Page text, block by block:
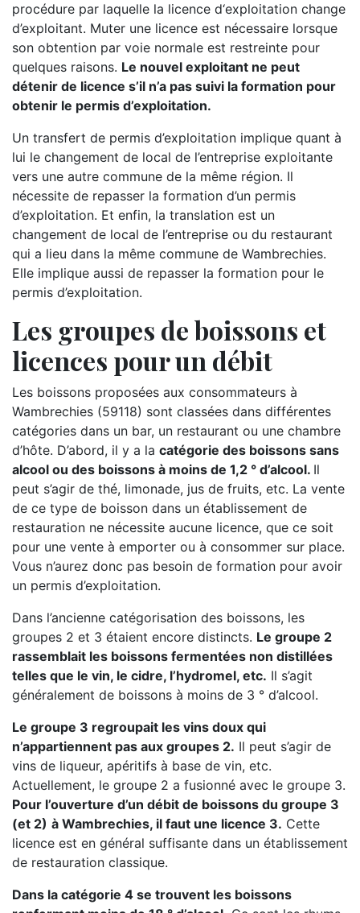
procédure par laquelle la licence d‘exploitation change
d’exploitant. Muter une licence est nécessaire lorsque
son obtention par voie normale est restreinte pour
quelques raisons. Le nouvel exploitant ne peut
détenir de licence s’il n’a pas suivi la formation pour
obtenir le permis d’exploitation.
Un transfert de permis d’exploitation implique quant à
lui le changement de local de l’entreprise exploitante
vers une autre commune de la même région. Il
nécessite de repasser la formation d’un permis
d’exploitation. Et enfin, la translation est un
changement de local de l’entreprise ou du restaurant
qui a lieu dans la même commune de Wambrechies.
Elle implique aussi de repasser la formation pour le
permis d’exploitation.
Les groupes de boissons et
licences pour un débit
Les boissons proposées aux consommateurs à
Wambrechies (59118) sont classées dans différentes
catégories dans un bar, un restaurant ou une chambre
d’hôte. D’abord, il y a la catégorie des boissons sans
alcool ou des boissons à moins de 1,2 ° d’alcool. Il
peut s’agir de thé, limonade, jus de fruits, etc. La vente
de ce type de boisson dans un établissement de
restauration ne nécessite aucune licence, que ce soit
pour une vente à emporter ou à consommer sur place.
Vous n’aurez donc pas besoin de formation pour avoir
un permis d’exploitation.
Dans l’ancienne catégorisation des boissons, les
groupes 2 et 3 étaient encore distincts. Le groupe 2
rassemblait les boissons fermentées non distillées
telles que le vin, le cidre, l’hydromel, etc. Il s’agit
généralement de boissons à moins de 3 ° d’alcool.
Le groupe 3 regroupait les vins doux qui
n’appartiennent pas aux groupes 2. Il peut s’agir de
vins de liqueur, apéritifs à base de vin, etc.
Actuellement, le groupe 2 a fusionné avec le groupe 3.
Pour l’ouverture d’un débit de boissons du groupe 3
(et 2) à Wambrechies, il faut une licence 3. Cette
licence est en général suffisante dans un établissement
de restauration classique.
Dans la catégorie 4 se trouvent les boissons